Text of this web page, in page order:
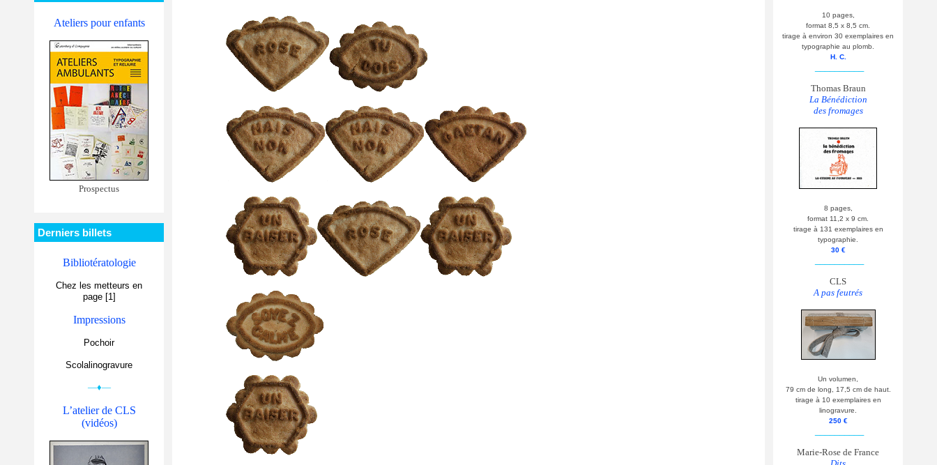
Ateliers pour enfants
Prospectus
Derniers billets
Bibliotératologie
Chez les metteurs en
page [1]
Impressions
Pochoir
Scolalinogravure
—♦—
L’atelier de CLS
(vidéos)
10 pages,
format 8,5 x 8,5 cm.
tirage à environ 30 exemplaires en
typographie au plomb.
H. C.
Thomas Braun
La Bénédiction
des fromages
8 pages,
format 11,2 x 9 cm.
tirage à 131 exemplaires en
typographie.
30 €
CLS
A pas feutrés
Un volumen,
79 cm de long, 17,5 cm de haut.
tirage à 10 exemplaires en
linogravure.
250 €
Marie-Rose de France